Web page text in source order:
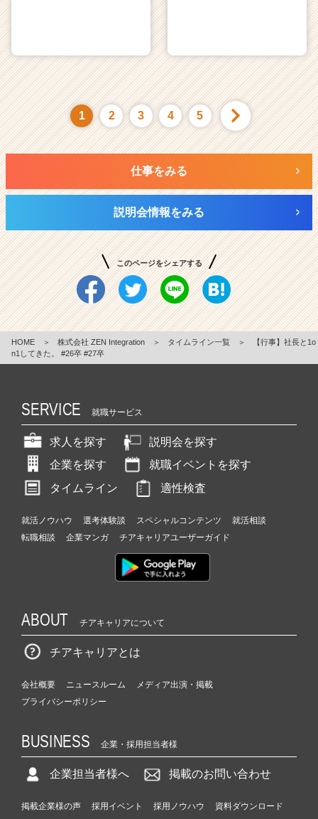
1 2 3 4 5
仕事をみる
説明会情報をみる
このページをシェアする
HOME ＞ 株式会社 ZEN Integration ＞ タイムライン一覧 ＞
【行事】社長と1o
n1してきた。 #26卒 #27卒
SERVICE 就職サービス
求人を探す
説明会を探す
企業を探す
就職イベントを探す
タイムライン
適性検査
就活ノウハウ 選考体験談 スペシャルコンテンツ
就活相談
転職相談
企業マンガ チアキャリアユーザーガイド
ABOUT チアキャリアについて
チアキャリアとは
会社概要 ニュースルーム
メディア出演・掲載
プライバシーポリシー
BUSINESS 企業・採用担当者様
企業担当者様へ 掲載のお問い合わせ
掲載企業様の声 採用イベント 採用ノウハウ
資料ダウンロード